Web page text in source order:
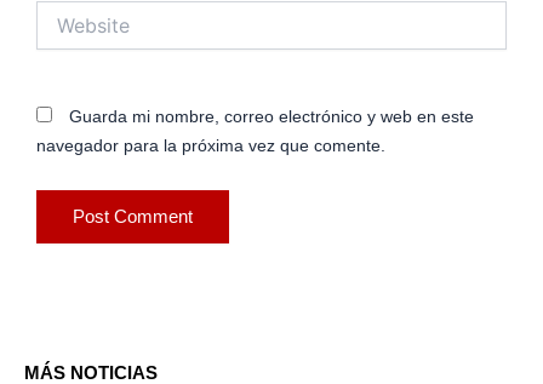
Guarda mi nombre, correo electrónico y web en este
navegador para la próxima vez que comente.
MÁS NOTICIAS